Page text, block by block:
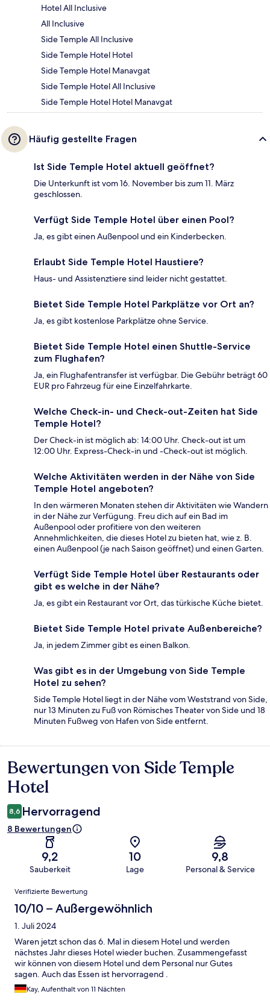
Hotel All Inclusive
All Inclusive
Side Temple All Inclusive
Side Temple Hotel Hotel
Side Temple Hotel Manavgat
Side Temple Hotel All Inclusive
Side Temple Hotel Hotel Manavgat
Häufig gestellte Fragen
Ist Side Temple Hotel aktuell geöffnet?
Die Unterkunft ist vom 16. November bis zum 11. März
geschlossen.
Verfügt Side Temple Hotel über einen Pool?
Ja, es gibt einen Außenpool und ein Kinderbecken.
Erlaubt Side Temple Hotel Haustiere?
Haus- und Assistenztiere sind leider nicht gestattet.
Bietet Side Temple Hotel Parkplätze vor Ort an?
Ja, es gibt kostenlose Parkplätze ohne Service.
Bietet Side Temple Hotel einen Shuttle-Service
zum Flughafen?
Ja, ein Flughafentransfer ist verfügbar. Die Gebühr beträgt 60
EUR pro Fahrzeug für eine Einzelfahrkarte.
Welche Check-in- und Check-out-Zeiten hat Side
Temple Hotel?
Der Check-in ist möglich ab: 14:00 Uhr. Check-out ist um
12:00 Uhr. Express-Check-in und -Check-out ist möglich.
Welche Aktivitäten werden in der Nähe von Side
Temple Hotel angeboten?
In den wärmeren Monaten stehen dir Aktivitäten wie Wandern
in der Nähe zur Verfügung. Freu dich auf ein Bad im
Außenpool oder profitiere von den weiteren
Annehmlichkeiten, die dieses Hotel zu bieten hat, wie z. B.
einen Außenpool (je nach Saison geöffnet) und einen Garten.
Verfügt Side Temple Hotel über Restaurants oder
gibt es welche in der Nähe?
Ja, es gibt ein Restaurant vor Ort, das türkische Küche bietet.
Bietet Side Temple Hotel private Außenbereiche?
Ja, in jedem Zimmer gibt es einen Balkon.
Was gibt es in der Umgebung von Side Temple
Hotel zu sehen?
Side Temple Hotel liegt in der Nähe vom Weststrand von Side,
nur 13 Minuten zu Fuß von Römisches Theater von Side und 18
Minuten Fußweg von Hafen von Side entfernt.
Bewertungen
Bewertungen von Side Temple
Hotel
8,6 Hervorragend
8 Bewertungen
9,2
Sauberkeit
10
Lage
9,8
Personal & Service
Bewertungen
Verifizierte Bewertung
10/10 – Außergewöhnlich
1. Juli 2024
Waren jetzt schon das 6. Mal in diesem Hotel und werden
nächstes Jahr dieses Hotel wieder buchen. Zusammengefasst
wir können von diesem Hotel und dem Personal nur Gutes
sagen. Auch das Essen ist hervorragend .
Kay, Aufenthalt von 11 Nächten